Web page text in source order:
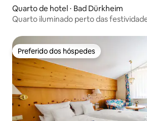
Quarto de hotel ⋅ Bad Dürkheim
Quarto iluminado perto das
Preferido dos hóspedes
Preferido dos hóspedes